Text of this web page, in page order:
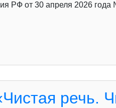
РФ от 30 апреля 2026
речь.